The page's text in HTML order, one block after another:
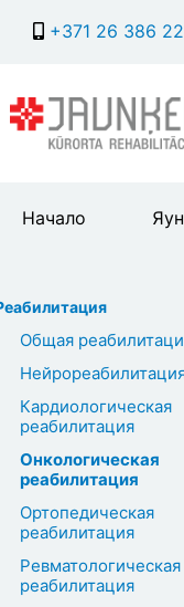
+371 26 386
Начало
Общая
Кардиологическая
реабилитация
Онкологическая
реабилитация
Ортопедическая
реабилитация
Ревматологическая
реабилитация